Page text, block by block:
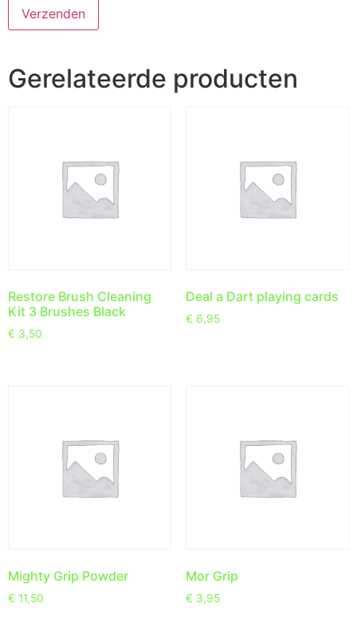
Gerelateerde producten
Restore Brush Cleaning
Kit 3 Brushes Black
€ 3,50
Deal a Dart playing cards
€ 6,95
Mighty Grip Powder
€ 11,50
Mor Grip
€ 3,95